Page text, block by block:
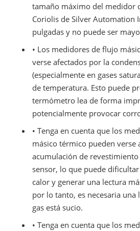
tamaño máximo del medidor
Coriolis de Silver Automation
pulgadas y no puede ser
• Los medidores de flujo
verse afectados por la
(especialmente en gases
de temperatura. Esto puede
termómetro lea de forma
potencialmente provocar
• Tenga en cuenta que los
másico térmico pueden verse
acumulación de
sensor, lo que puede
calor y generar una lectura
por lo tanto, es necesaria una
gas está sucio.
• Tenga en cuenta que los